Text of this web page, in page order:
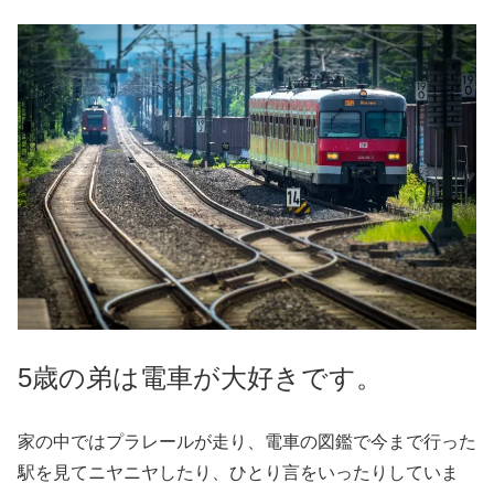
5歳の弟は電車が大好きです。
家の中ではプラレールが走り、電車の図鑑で今まで行った
駅を見てニヤニヤしたり、ひとり言をいったりしていま